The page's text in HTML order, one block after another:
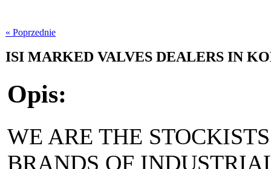
« Poprzednie
ISI MARKED VALVES DEALERS IN
Opis:
WE ARE THE
BRANDS OF